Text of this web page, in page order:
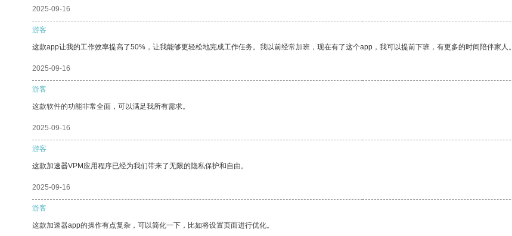
2025-09-16
游客
这款app让我的工作效率提高了50%，让我能够更轻松地完成工作任务。我以前经常加班，现在有了这个app，我可以提前下班，有更多的时间陪伴家人。
2025-09-16
游客
这款软件的功能非常全面，可以满足我所有需求。
2025-09-16
游客
这款加速器VPM应用程序已经为我们带来了无限的隐私保护和自由。
2025-09-16
游客
这款加速器app的操作有点复杂，可以简化一下，比如将设置页面进行优化。